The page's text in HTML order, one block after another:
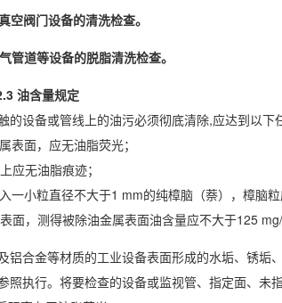
阀门设备的清洗检查。
管道等设备的脱脂清洗检查。
油含量规定
设备或管线上的油污必须彻底清除,应达到以下
面，应无油脂荧光；
应无油脂痕迹；
小粒直径不大于1 mm的纯樟脑（萘），樟脑粒
，测得被除油金属表面油含量应不大于125 mg/
合金等材质的工业设备表面形成的水垢、锈垢
执行。将要检查的设备或监视管、指定面、未